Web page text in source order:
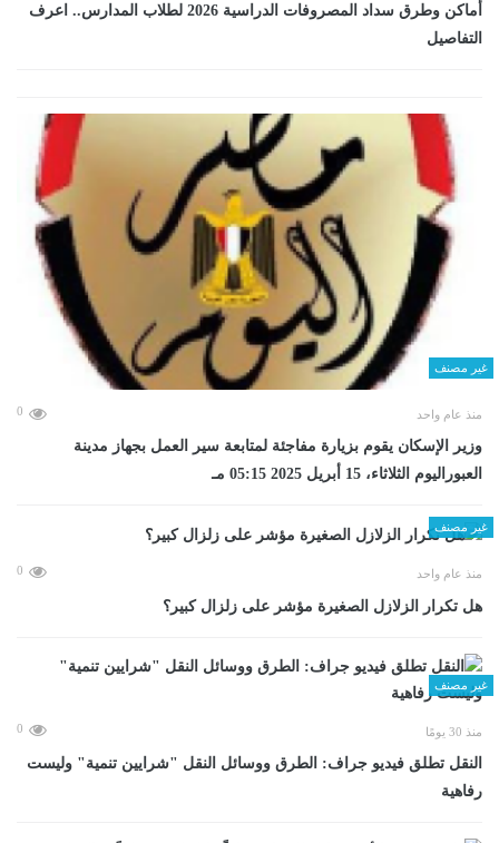
أماكن وطرق سداد المصروفات الدراسية 2026 لطلاب المدارس.. اعرف
التفاصيل
غير مصنف
منذ عام واحد 0
وزير الإسكان يقوم بزيارة مفاجئة لمتابعة سير العمل بجهاز مدينة
العبوراليوم الثلاثاء، 15 أبريل 2025 05:15 مـ
غير مصنف
منذ عام واحد 0
هل تكرار الزلازل الصغيرة مؤشر على زلزال كبير؟
غير مصنف
منذ 30 يومًا 0
​النقل تطلق فيديو جراف: الطرق ووسائل النقل "شرايين تنمية" وليست
رفاهية